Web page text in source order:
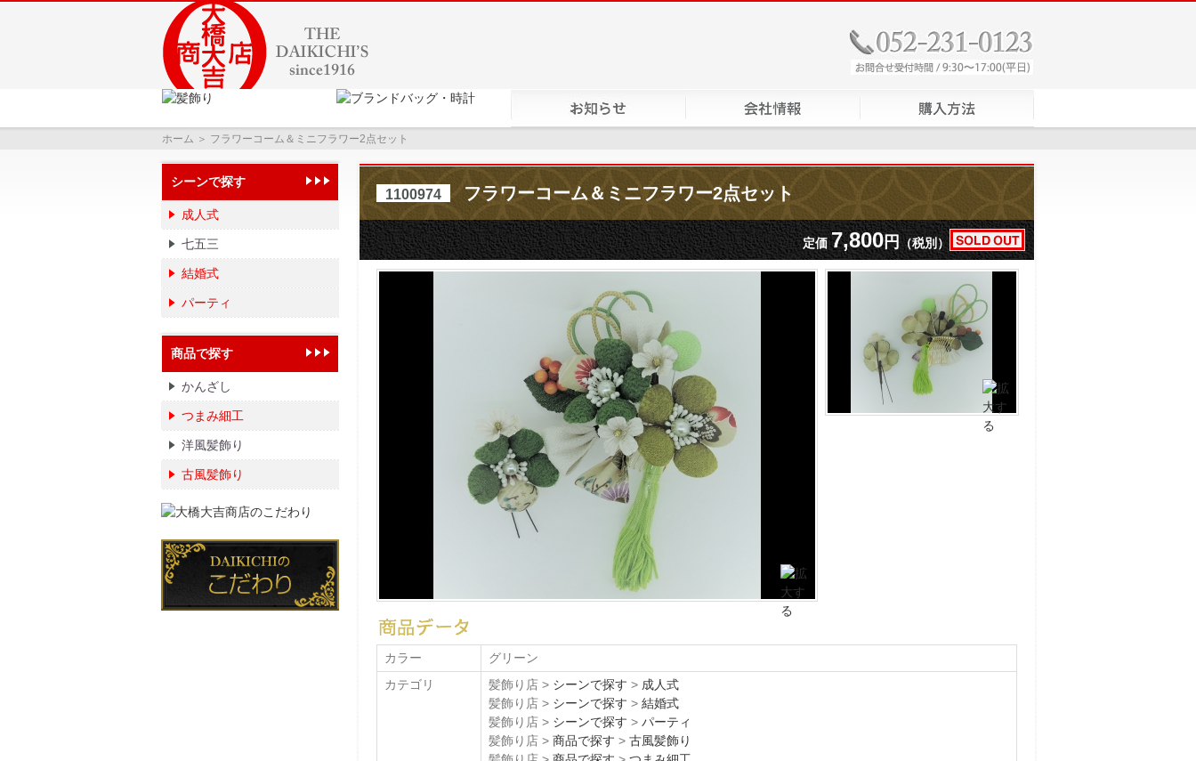
ホーム ＞ フラワーコーム＆ミニフラワー2点セット
1100974 フラワーコーム＆ミニフラワー2点セット
定価7,800円 （税別）
カラー
グリーン
カテゴリ
髪飾り店 > シーンで探す > 成人式
髪飾り店 > シーンで探す > 結婚式
髪飾り店 > シーンで探す > パーティ
髪飾り店 > 商品で探す > 古風髪飾り
シーンで探す
成人式
七五三
結婚式
パーティ
商品で探す
かんざし
つまみ細工
洋風髪飾り
古風髪飾り